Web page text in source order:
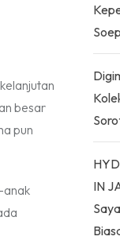
besar
pun
anak
IN